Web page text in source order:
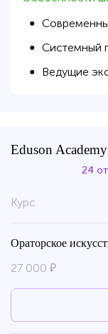
●
● Системный
● Ведущие
Eduson Academy
24
Курс
Ораторское
27 000 ₽